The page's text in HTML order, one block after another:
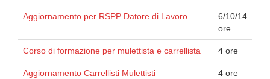
Aggiornamento per RSPP Datore di Lavoro
6/10/14
ore
Corso di formazione per mulettista e carrellista 4 ore
Aggiornamento Carrellisti Mulettisti 4 ore